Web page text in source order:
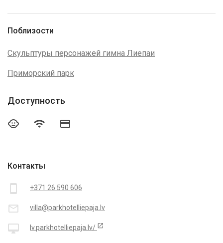
Контакты
smartphone +371 26 590 606
mail_outline villa@parkhotelliepaja.lv
desktop_mac lv.parkhotelliepaja.lv/ open_in_new
Поблизости
Скульптуры персонажей гимна Лиепаи
Приморский парк
Доступность
child_care wifi credit_card